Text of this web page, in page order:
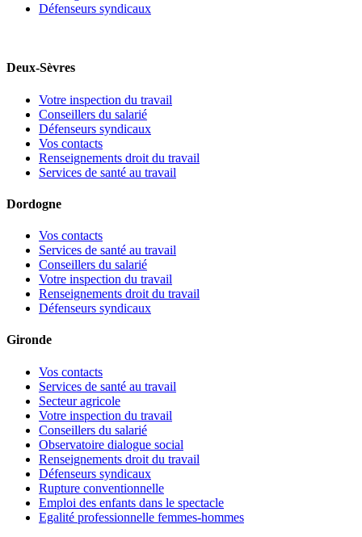
Défenseurs syndicaux
Deux-Sèvres
Votre inspection du travail
Conseillers du salarié
Défenseurs syndicaux
Vos contacts
Renseignements droit du travail
Services de santé au travail
Dordogne
Vos contacts
Services de santé au travail
Conseillers du salarié
Votre inspection du travail
Renseignements droit du travail
Défenseurs syndicaux
Gironde
Vos contacts
Services de santé au travail
Secteur agricole
Votre inspection du travail
Conseillers du salarié
Observatoire dialogue social
Renseignements droit du travail
Défenseurs syndicaux
Rupture conventionnelle
Emploi des enfants dans le spectacle
Egalité professionnelle femmes-hommes